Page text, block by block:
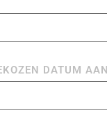
DATUM AAN